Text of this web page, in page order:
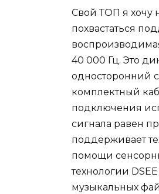
Свой ТОП я хочу
похвастаться
40 000 Гц. Это
односторонний
комплектный
подключения
сигнала равен
поддерживает
помощи
технологии
музыкальных